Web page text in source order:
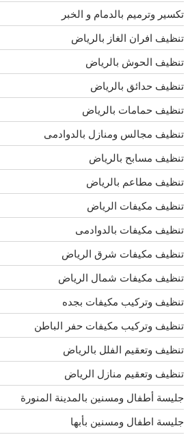
تكسير وترميم بالدمام و الخبر
تنظيف افران الغاز بالرياض
تنظيف الحوش بالرياض
تنظيف حدائق بالرياض
تنظيف حمامات بالرياض
تنظيف مجالس ومنازل بالدوادمى
تنظيف مسابح بالرياض
تنظيف مطاعم بالرياض
تنظيف مكيفات الرياض
تنظيف مكيفات بالدوادمى
تنظيف مكيفات شرق الرياض
تنظيف مكيفات شمال الرياض
تنظيف وتركيب مكيفات بجده
تنظيف وتركيب مكيفات حفر الباطن
تنظيف وتعقيم الفلل بالرياض
تنظيف وتعقيم منازل الرياض
جليسة أطفال ومسنين بالمدينة المنورة
جليسة اطفال ومسنين بأبها